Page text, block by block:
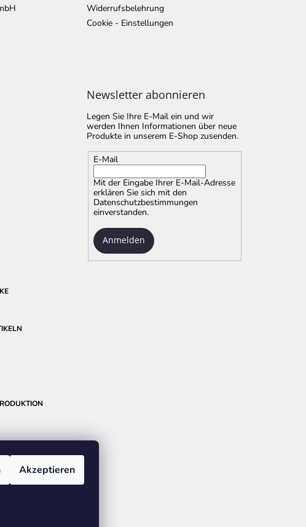
Akzeptieren
Widerrufsbelehrung
Cookie - Einstellungen
Newsletter abonnieren
Legen Sie Ihre E-Mail ein und wir
werden Ihnen Informationen über neue
Produkte in unserem E-Shop zusenden.
E-Mail
Mit der Eingabe Ihrer E-Mail-Adresse
erklären Sie sich mitden
Datenschutzbestimmungen
einverstanden.
Anmelden